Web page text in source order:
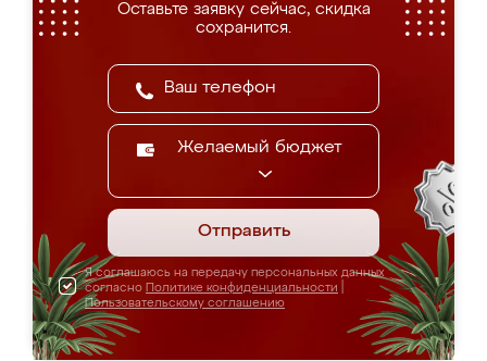
Оставьте заявку сейчас, скидка
сохранится.
Желаемый бюджет
Отправить
Я соглашаюсь на передачу персональных данных
согласно Политике конфиденциальности
Пользовательскому соглашению